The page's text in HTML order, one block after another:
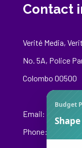
Contact
Verité Media,
No. 5A, Police
Colombo 00500
Email:
Phone: +94 76
Budget